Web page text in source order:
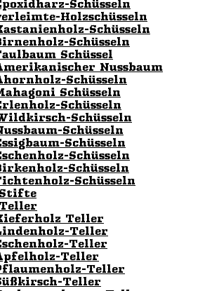
Schüsseln
Holzschüsseln
Schüsseln
Schüsseln
Schüssel
Nussbaum
Schüsseln
Schüsseln
Schüsseln
Schüsseln
Schüsseln
Schüsseln
Schüsseln
Schüsseln
Schüsseln
Teller
Teller
Teller
Teller
Teller
Teller